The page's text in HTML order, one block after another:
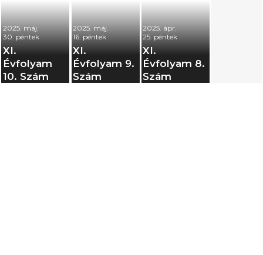
2025. máj.
30. péntek
XI.
Évfolyam
10. Szám
2025. máj.
16. péntek
XI.
Évfolyam 9.
Szám
2025. ápr.
25. péntek
XI.
Évfolyam 8.
Szám